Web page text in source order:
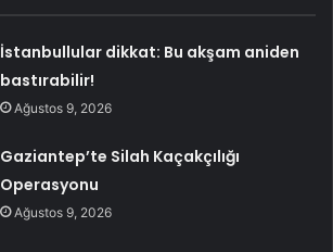
İstanbullular dikkat: Bu akşam aniden
bastırabilir!
Ağustos 9, 2026
Gaziantep’te Silah Kaçakçılığı
Operasyonu
Ağustos 9, 2026